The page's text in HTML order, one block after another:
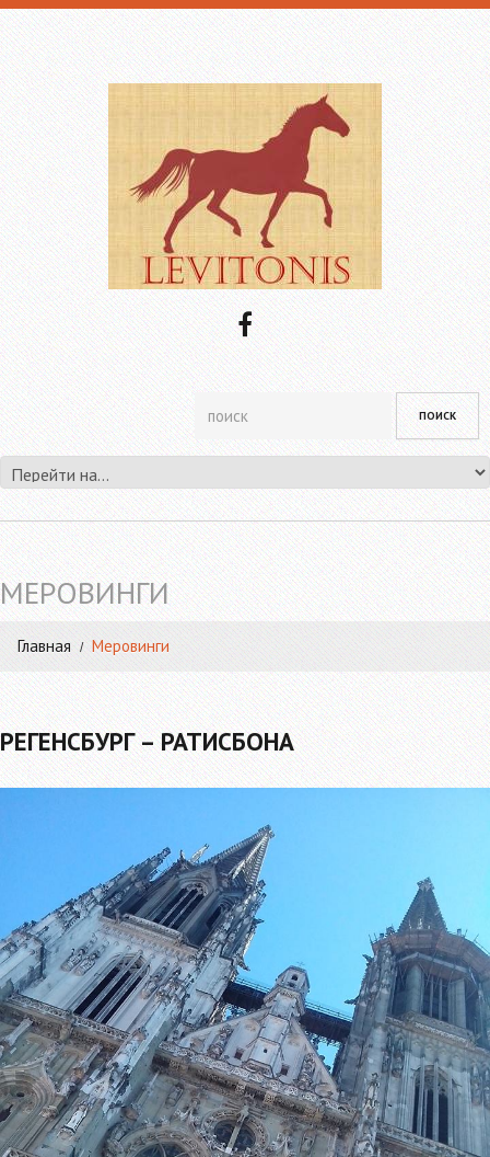
МЕРОВИНГИ
Главная Меровинги
РЕГЕНСБУРГ – РАТИСБОНА